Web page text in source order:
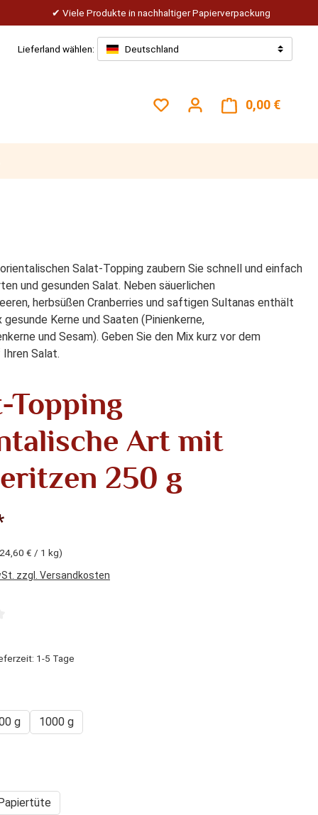
Viele Produkte in nachhaltiger Papierverpackung
Lieferland wählen: Deutschland
Du hast 0 Produkte auf
0,00 €
Salat-Topping zaubern Sie schnell und einfach
und gesunden Salat. Neben säuerlichen
herbsüßen Cranberries und saftigen Sultanas enthält
Kerne und Saaten (Pinienkerne,
und Sesam). Geben Sie den Mix kurz vor dem
Salat.
Topping
Art mit
250 g
€ / 1 kg)
zzgl. Versandkosten
Bewertung von 4 von 5 Sternen
1-5 Tage
g 1000 g